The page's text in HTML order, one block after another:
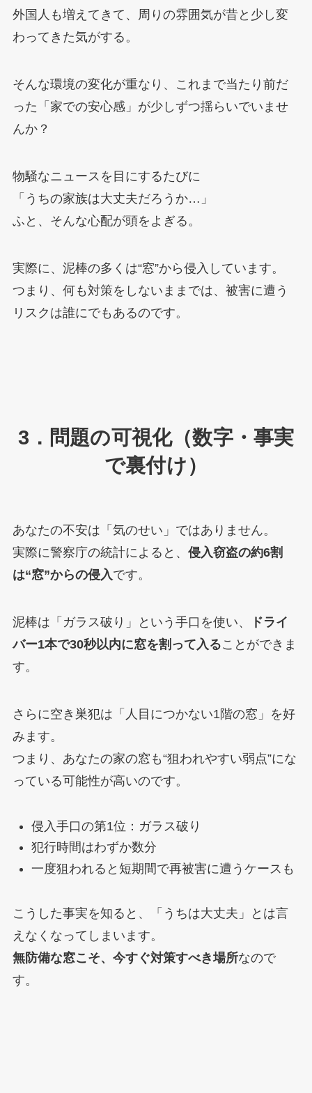
外国人も増えてきて、周りの雰囲気が昔と少し変
わってきた気がする。
そんな環境の変化が重なり、これまで当たり前だ
った「家での安心感」が少しずつ揺らいでいませ
んか？
物騒なニュースを目にするたびに
「うちの家族は大丈夫だろうか…」
ふと、そんな心配が頭をよぎる。
実際に、泥棒の多くは“窓”から侵入しています。
つまり、何も対策をしないままでは、被害に遭う
リスクは誰にでもあるのです。
3．問題の可視化（数字・事実
で裏付け）
あなたの不安は「気のせい」ではありません。
実際に警察庁の統計によると、 侵入窃盗の約6割
は“窓”からの侵入です。
泥棒は「ガラス破り」という手口を使い、
ドライ
バー1本で30秒以内に窓を割って入ることができま
す。
さらに空き巣犯は「人目につかない1階の窓」を好
みます。
つまり、あなたの家の窓も“狙われやすい弱点”にな
っている可能性が高いのです。
侵入手口の第1位：ガラス破り
犯行時間はわずか数分
一度狙われると短期間で再被害に遭うケースも
こうした事実を知ると、「うちは大丈夫」とは言
えなくなってしまいます。
無防備な窓こそ、今すぐ対策すべき場所なので
す。